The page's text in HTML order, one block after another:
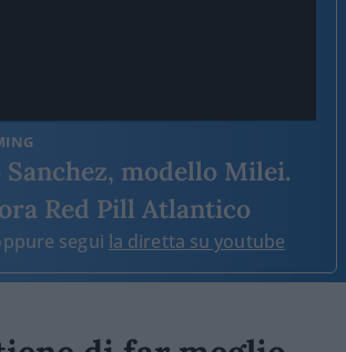
modello Milei.
Red Pill Atlantico
segui la diretta su youtube